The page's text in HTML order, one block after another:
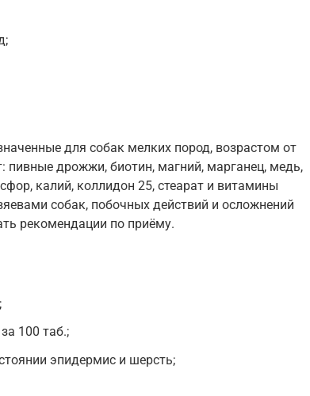
для собак мелких пород, возрастом от
пивные дрожжи, биотин, магний, марганец, медь,
калий, коллидон 25, стеарат и витамины
собак, побочных действий и осложнений
рекомендации по приёму.
100 таб.;
эпидермис и шерсть;